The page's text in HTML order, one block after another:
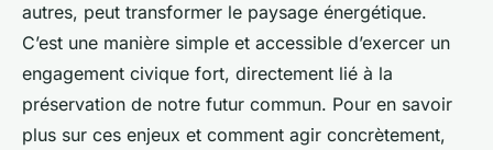
autres, peut transformer le paysage énergétique.
C’est une manière simple et accessible d’exercer un
engagement civique fort, directement lié à la
préservation de notre futur commun. Pour en savoir
plus sur ces enjeux et comment agir concrètement,